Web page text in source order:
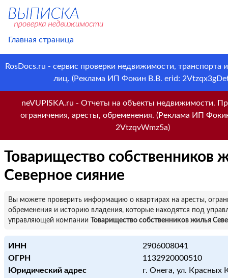
Главная страница
RosDocs.ru - сервис проверки недвижимости, транспорта
лиц. (Реклама ИП Фокин В.В. erid:
neVUPISKA.ru - Отчеты на объекты недвижимости.
ограничения, аресты, обременения. (Реклама ИП
2VtzqvWmz5a)
Товарищество собственников
Северное сияние
Вы можете проверить информацию о квартирах на аресты,
обременения и историю владения, которые находятся под
управляющей компании
Товарищество собственников жилья
ИНН
2906008041
ОГРН
1132920000510
Юридический адрес
г. Онега, ул. Красных